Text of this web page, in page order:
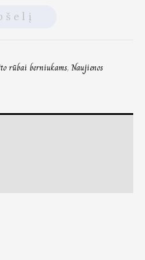
rūbai berniukams, Naujienos